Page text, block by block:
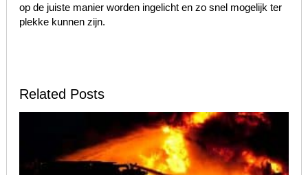
op de juiste manier worden ingelicht en zo snel mogelijk ter
plekke kunnen zijn.
Related Posts